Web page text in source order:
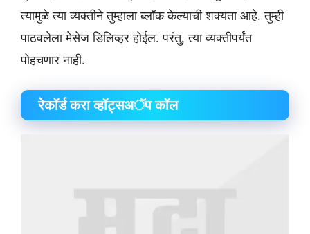
त्यामुळे त्या व्यक्तीने तुम्हाला ब्लॉक केल्याची शक्यता आहे. तुम्ही
पाठवलेला मेसेज डिलिव्हर होईल. परंतु, त्या व्यक्तीपर्यंत
पोहचणार नाही.
​रेकॉर्ड करा व्हॉट्सअॅप कॉल